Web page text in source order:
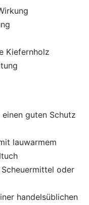
Kiefernholz
guten Schutz
lauwarmem
oder
handelsüblichen